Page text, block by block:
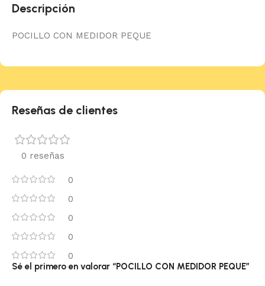
Descripción
POCILLO CON MEDIDOR PEQUE
Reseñas de clientes
0 reseñas
0
0
0
0
0
Sé el primero en valorar “POCILLO CON MEDIDOR PEQUE”